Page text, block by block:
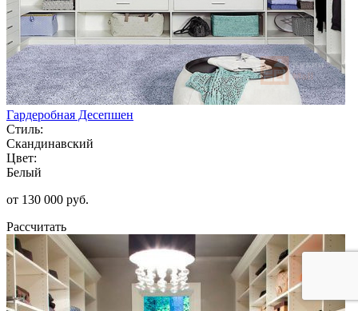
Гардеробная Десепшен
Стиль:
Скандинавский
Цвет:
Белый
от 130 000 руб.
Рассчитать